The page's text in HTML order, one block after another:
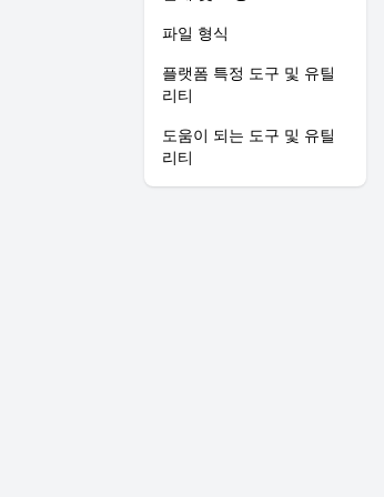
파일 형식
플랫폼 특정 도구 및 유틸
리티
도움이 되는 도구 및 유틸
리티